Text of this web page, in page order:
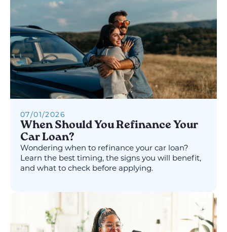
07/01/2026
When Should You Refinance Your
Car Loan?
Wondering when to refinance your car loan?
Learn the best timing, the signs you will benefit,
and what to check before applying.